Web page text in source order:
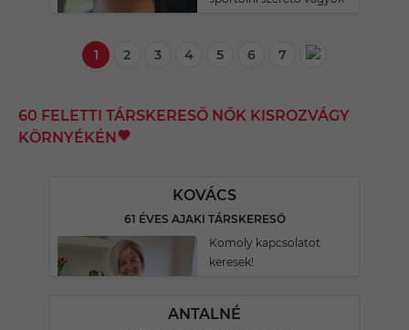
1 2 3 4 5 6 7
60 FELETTI TÁRSKERESŐ NŐK KISROZVÁGY
KÖRNYÉKÉN
KOVÁCS
61 ÉVES AJAKI TÁRSKERESŐ
Komoly kapcsolatot
keresek!
ANTALNÉ